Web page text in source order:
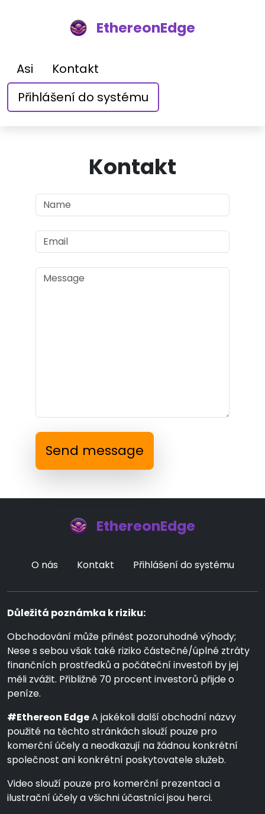
EthereonEdge
Asi
Kontakt
Přihlášení do systému
Kontakt
Send message
EthereonEdge
O nás Kontakt Přihlášení do systému
Důležitá poznámka k riziku:
Obchodování může přinést pozoruhodné výhody;
Nese s sebou však také riziko částečné/úplné ztráty
finančních prostředků a počáteční investoři by jej
měli zvážit. Přibližně 70 procent investorů přijde o
peníze.
#Ethereon EdgeA jakékoli další obchodní názvy
použité na těchto stránkách slouží pouze pro
komerční účely a neodkazují na žádnou konkrétní
společnost ani konkrétní poskytovatele služeb.
Video slouží pouze pro komerční prezentaci a
ilustrační účely a všichni účastníci jsou herci.